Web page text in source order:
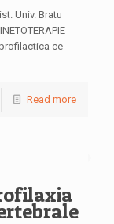
Univ. Bratu
ce
Read more